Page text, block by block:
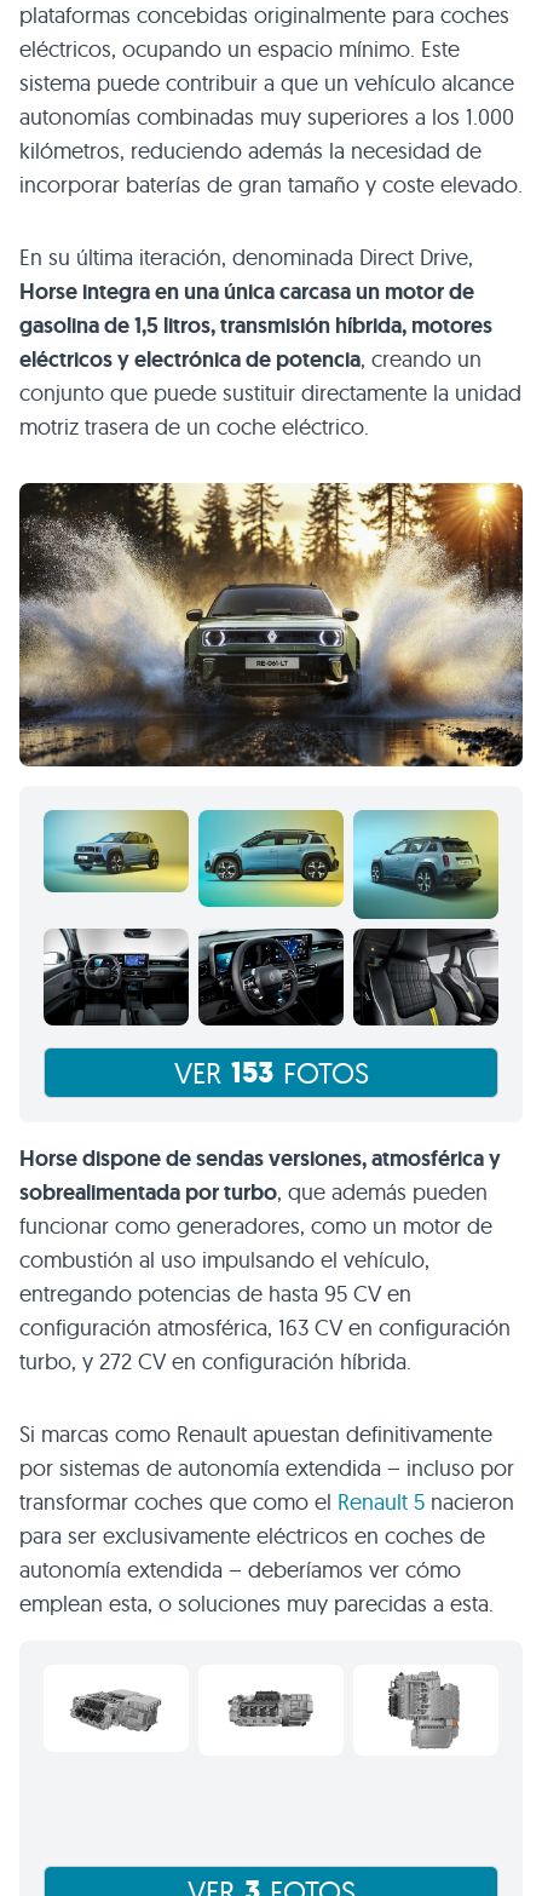
plataformas concebidas originalmente para coches
eléctricos, ocupando un espacio mínimo. Este
sistema puede contribuir a que un vehículo alcance
autonomías combinadas muy superiores a los 1.000
kilómetros, reduciendo además la necesidad de
incorporar baterías de gran tamaño y coste elevado.
En su última iteración, denominada Direct Drive,
Horse integra en una única carcasa un motor de
gasolina de 1,5 litros, transmisión híbrida, motores
eléctricos y electrónica de potencia, creando un
conjunto que puede sustituir directamente la unidad
motriz trasera de un coche eléctrico.
VER 153 FOTOS
Horse dispone de sendas versiones, atmosférica y
sobrealimentada por turbo, que además pueden
funcionar como generadores, como un motor de
combustión al uso impulsando el vehículo,
entregando potencias de hasta 95 CV en
configuración atmosférica, 163 CV en configuración
turbo, y 272 CV en configuración híbrida.
Si marcas como Renault apuestan definitivamente
por sistemas de autonomía extendida – incluso por
transformar coches que como el Renault 5 nacieron
para ser exclusivamente eléctricos en coches de
autonomía extendida – deberíamos ver cómo
emplean esta, o soluciones muy parecidas a esta.